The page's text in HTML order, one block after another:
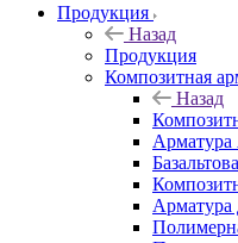
Продукция
Назад
Продукция
Композитная
Назад
Арматура